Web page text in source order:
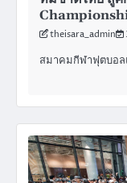
theisara_admin
สมาคมกีฬาฟุตบอ